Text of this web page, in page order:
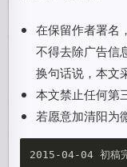
在保留作者署名
不得去除广告信
换句话说，本文
本文禁止任何第
若愿意加清阳为